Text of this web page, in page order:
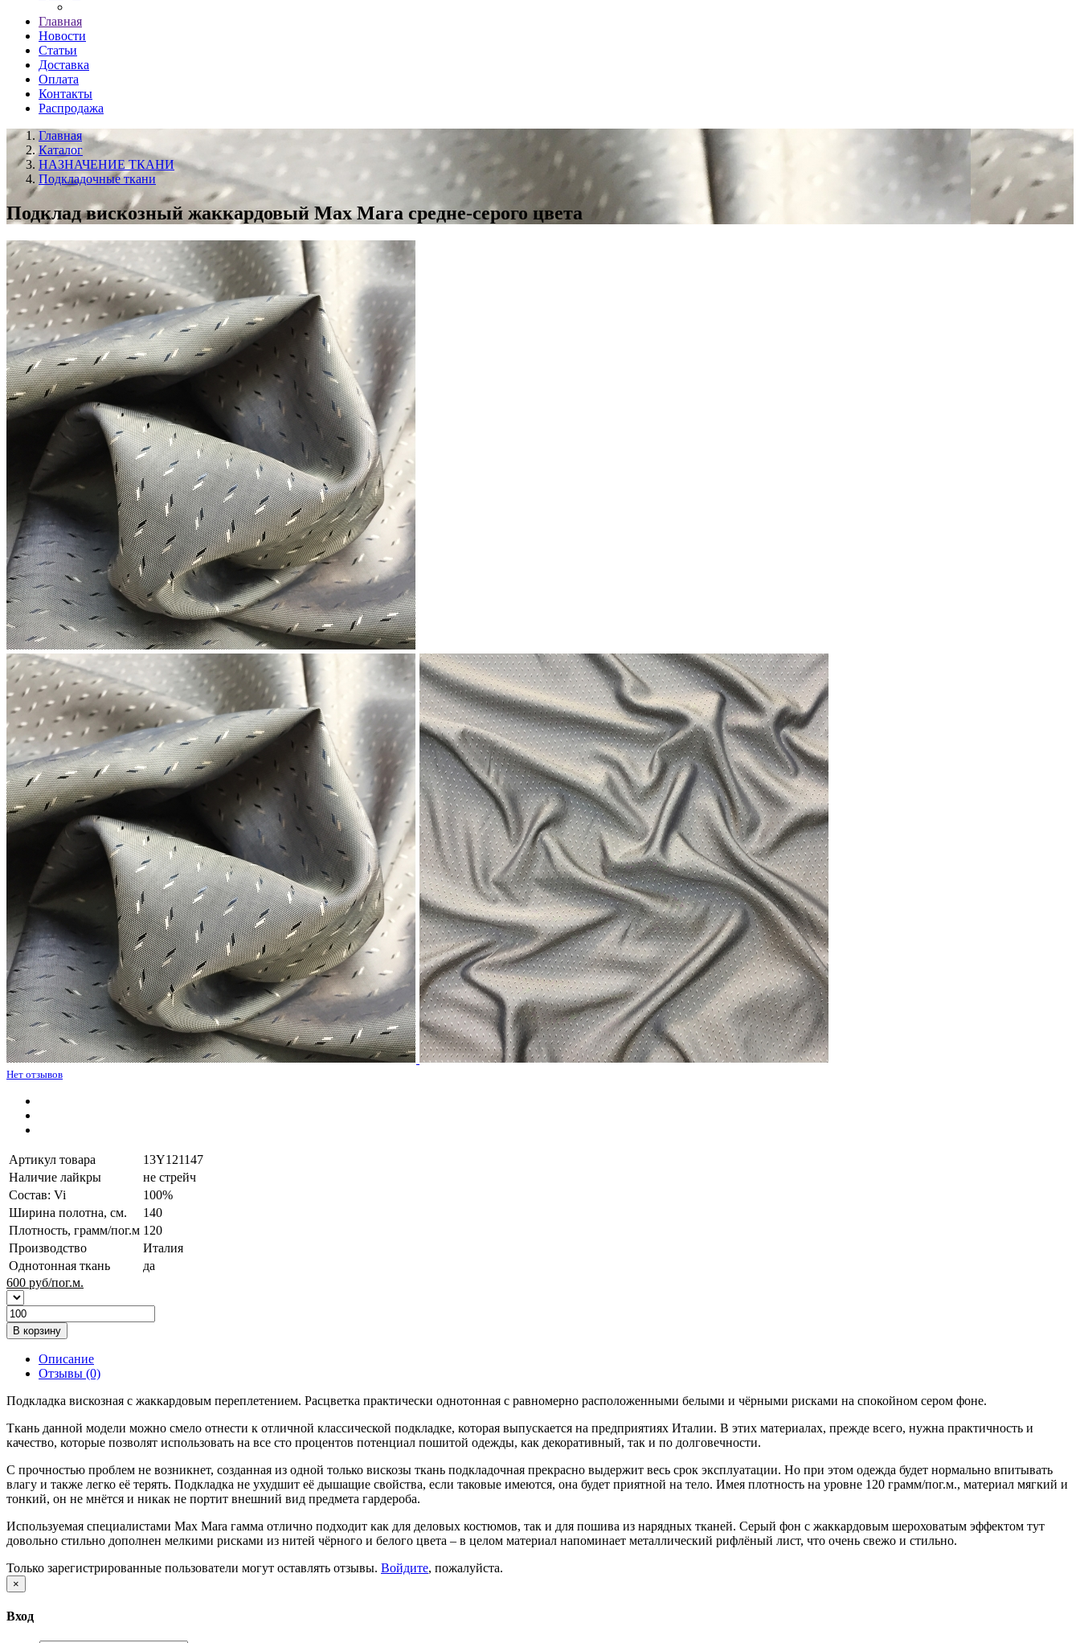
Главная
Новости
Статьи
Доставка
Оплата
Контакты
Распродажа
Главная
Каталог
НАЗНАЧЕНИЕ ТКАНИ
Подкладочные ткани
Подклад вискозный жаккардовый Max Mara средне-серого цвета
Нет отзывов
Артикул товара
13Y121147
Наличие лайкры
не стрейч
Состав: Vi
100%
Ширина полотна, см.
140
Плотность, грамм/пог.м 120
Производство
Италия
Однотонная ткань
да
600 руб/пог.м.
В корзину
Описание
Отзывы (0)
Подкладка вискозная с жаккардовым переплетением. Расцветка практически однотонная с равномерно расположенными белыми и чёрными рисками на спокойном сером фоне.
Ткань данной модели можно смело отнести к отличной классической подкладке, которая выпускается на предприятиях Италии. В этих материалах, прежде всего, нужна практичность и
качество, которые позволят использовать на все сто процентов потенциал пошитой одежды, как декоративный, так и по долговечности.
С прочностью проблем не возникнет, созданная из одной только вискозы ткань подкладочная прекрасно выдержит весь срок эксплуатации. Но при этом одежда будет нормально впитывать
влагу и также легко её терять. Подкладка не ухудшит её дышащие свойства, если таковые имеются, она будет приятной на тело. Имея плотность на уровне 120 грамм/пог.м., материал мягкий и
тонкий, он не мнётся и никак не портит внешний вид предмета гардероба.
Используемая специалистами Max Mara гамма отлично подходит как для деловых костюмов, так и для пошива из нарядных тканей. Серый фон с жаккардовым шероховатым эффектом тут
довольно стильно дополнен мелкими рисками из нитей чёрного и белого цвета – в целом материал напоминает металлический рифлёный лист, что очень свежо и стильно.
Только зарегистрированные пользователи могут оставлять отзывы. Войдите, пожалуйста.
×
Вход